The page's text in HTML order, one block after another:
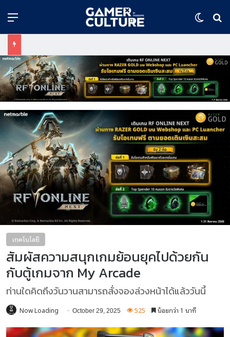
Menu
เทคโนโลยี
สัมผัสความสนุกเกมย้อนยุคไปด้วยกัน
กับตู้เกมจาก My Arcade
ท่านใดคิดถึงวันวานสามารถสั่งจองล่วงหน้าได้แล้ววันนี้
Now Loading October 29, 2025 525 น้อยกว่า 1 นาที